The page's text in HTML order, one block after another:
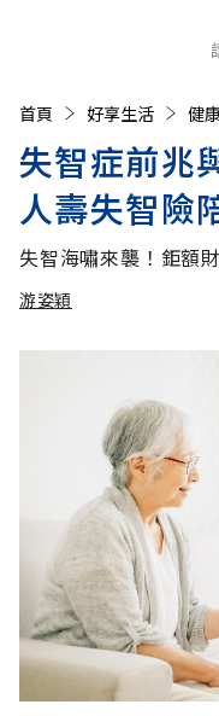
首頁 好享生活 健
失智症前兆
人壽失智險
失智海嘯來襲！鉅額
游姿穎